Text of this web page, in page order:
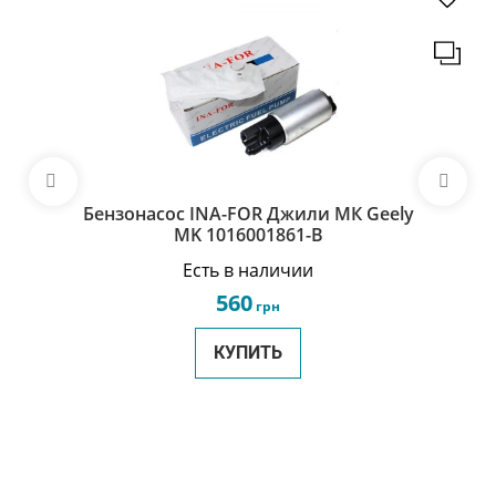
Бензонасос INA-FOR Джили МК Geely
MK 1016001861-B
Есть в наличии
560 грн
КУПИТЬ